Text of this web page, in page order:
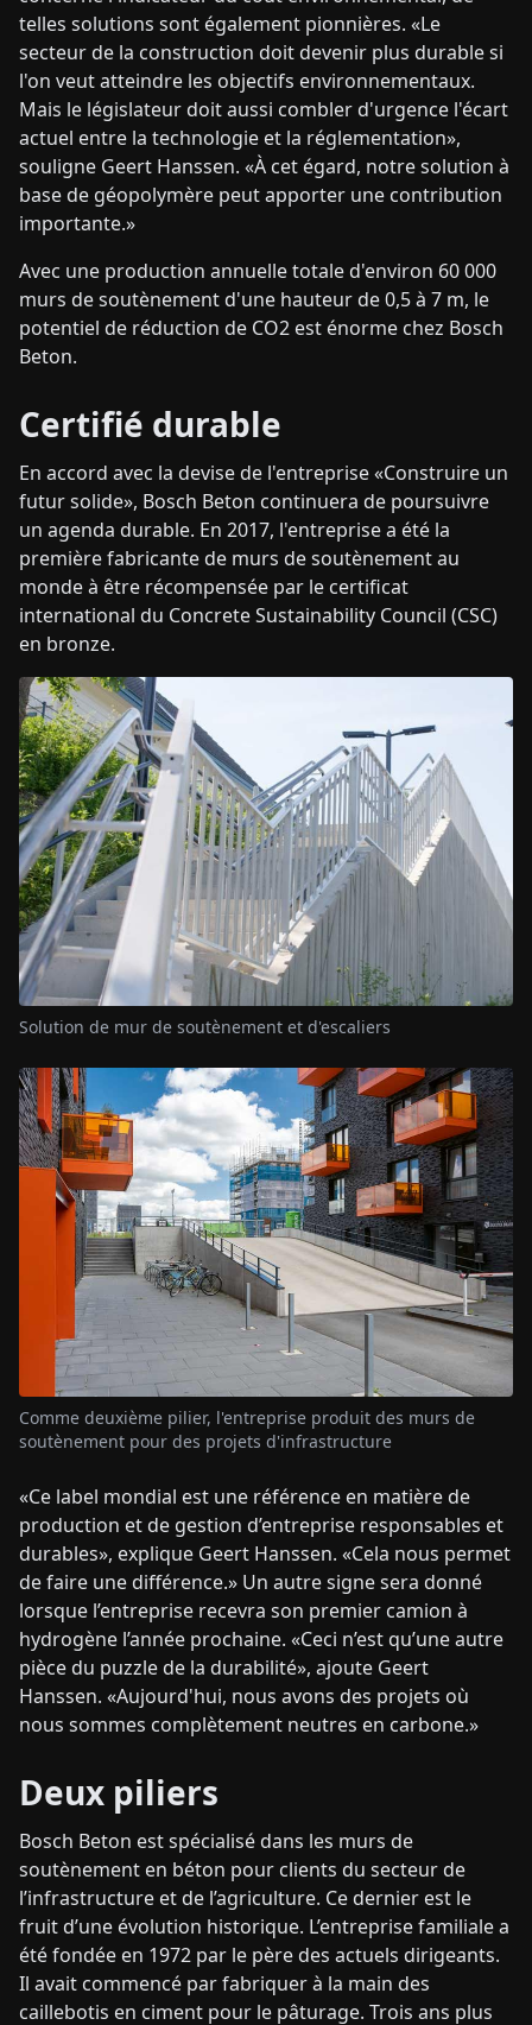
telles solutions sont également pionnières. «Le
secteur de la construction doit devenir plus durable si
l'on veut atteindre les objectifs environnementaux.
Mais le législateur doit aussi combler d'urgence l'écart
actuel entre la technologie et la réglementation»,
souligne Geert Hanssen. «À cet égard, notre solution à
base de géopolymère peut apporter une contribution
importante.»
Avec une production annuelle totale d'environ 60 000
murs de soutènement d'une hauteur de 0,5 à 7 m, le
potentiel de réduction de CO2 est énorme chez Bosch
Beton.
Certifié durable
En accord avec la devise de l'entreprise «Construire un
futur solide», Bosch Beton continuera de poursuivre
un agenda durable. En 2017, l'entreprise a été la
première fabricante de murs de soutènement au
monde à être récompensée par le certificat
international du Concrete Sustainability Council (CSC)
en bronze.
Solution de mur de soutènement et d'escaliers
Comme deuxième pilier, l'entreprise produit des murs de
soutènement pour des projets d'infrastructure
«Ce label mondial est une référence en matière de
production et de gestion d’entreprise responsables et
durables», explique Geert Hanssen. «Cela nous permet
de faire une différence.» Un autre signe sera donné
lorsque l’entreprise recevra son premier camion à
hydrogène l’année prochaine. «Ceci n’est qu’une autre
pièce du puzzle de la durabilité», ajoute Geert
Hanssen. «Aujourd'hui, nous avons des projets où
nous sommes complètement neutres en carbone.»
Deux piliers
Bosch Beton est spécialisé dans les murs de
soutènement en béton pour clients du secteur de
l’infrastructure et de l’agriculture. Ce dernier est le
fruit d’une évolution historique. L’entreprise familiale a
été fondée en 1972 par le père des actuels dirigeants.
Il avait commencé par fabriquer à la main des
caillebotis en ciment pour le pâturage. Trois ans plus